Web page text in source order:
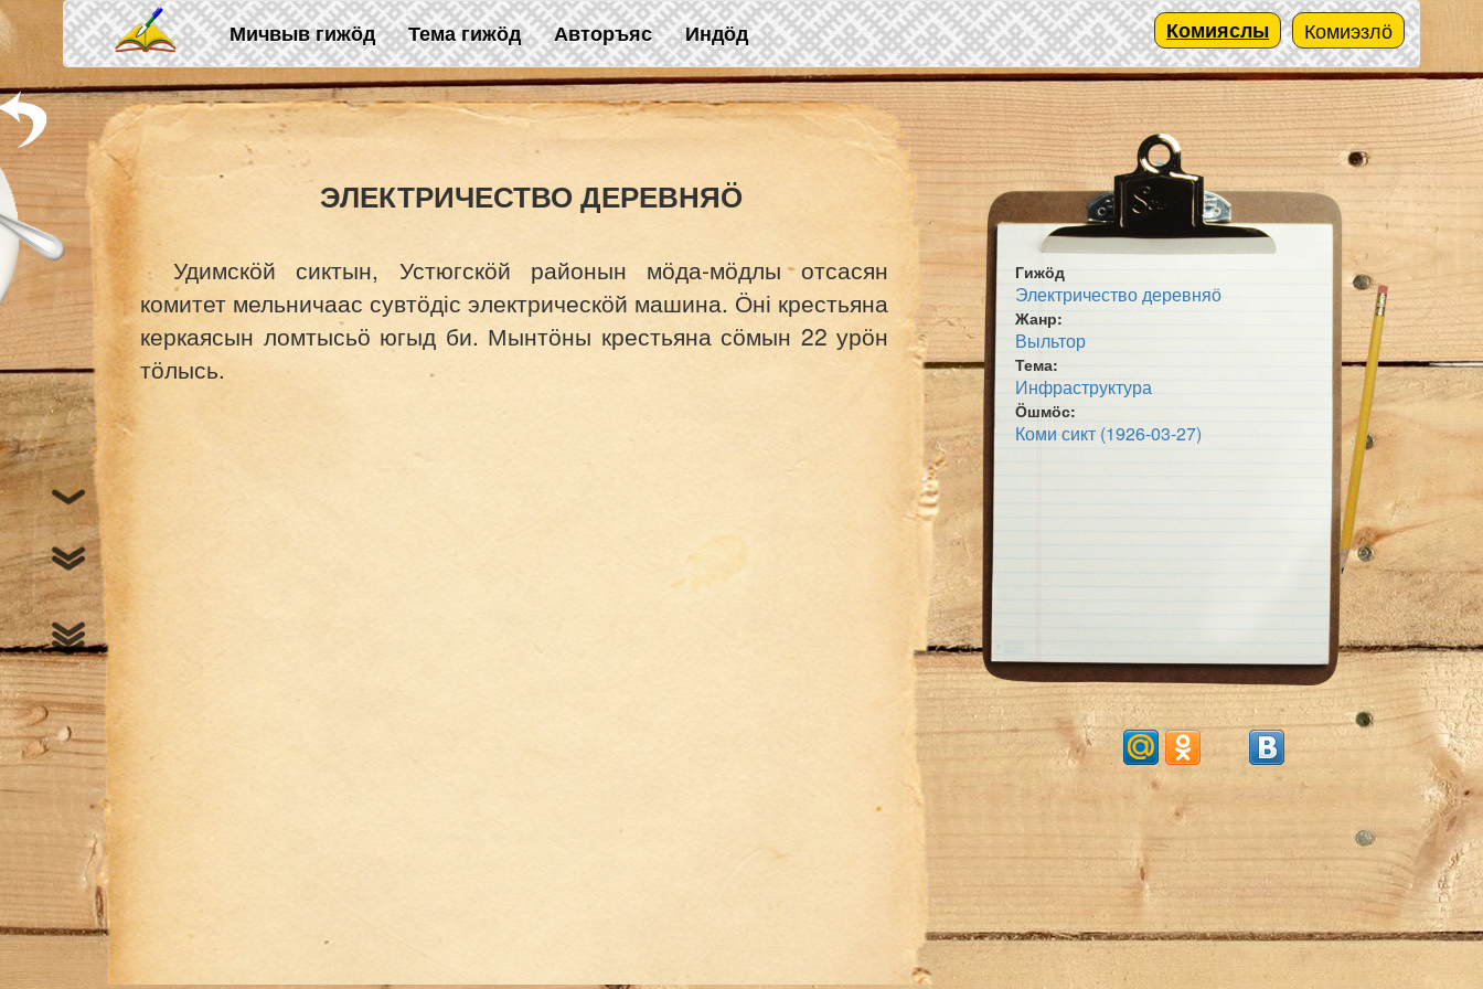
Skip to main content
Мичвыв гижӧд Тема гижӧд Авторъяс Индӧд Комиэзлӧ
Комияслы
ЭЛЕКТРИЧЕСТВО ДЕРЕВНЯӦ
Удимскӧй сиктын, Устюгскӧй районын мӧда-мӧдлы отсасян
комитет мельничаас сувтӧдіс электрическӧй машина. Ӧні крестьяна
керкаясын ломтысьӧ югыд би. Мынтӧны крестьяна сӧмын 22 урӧн
тӧлысь.
Гижӧд
Электричество деревняӧ
Жанр:
Выльтор
Тема:
Инфраструктура
Ӧшмӧс:
Коми сикт (1926-03-27)